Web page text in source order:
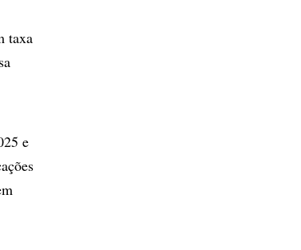
taxa
e